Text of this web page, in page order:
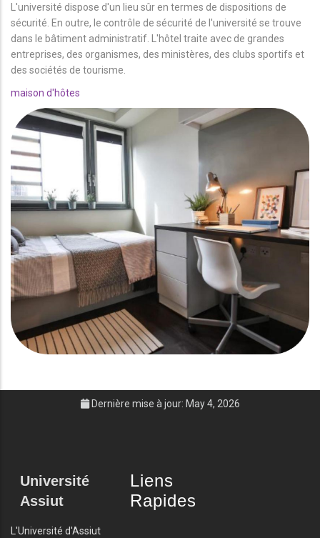
L'université dispose d'un lieu sûr en termes de dispositions de
sécurité. En outre, le contrôle de sécurité de l'université se trouve
dans le bâtiment administratif. L'hôtel traite avec de grandes
entreprises, des organismes, des ministères, des clubs sportifs et
des sociétés de tourisme.
maison d'hôtes
Dernière mise à jour: May 4, 2026
Université
Assiut
L'Université d'Assiut
Liens
Rapides